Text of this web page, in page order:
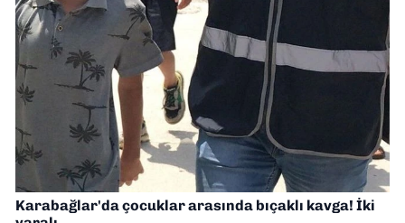
Karabağlar'da çocuklar arasında bıçaklı kavga! İki